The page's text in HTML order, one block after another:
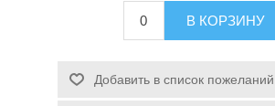
Спасательные
В КОРЗИНУ
Добавить в список пожеланий